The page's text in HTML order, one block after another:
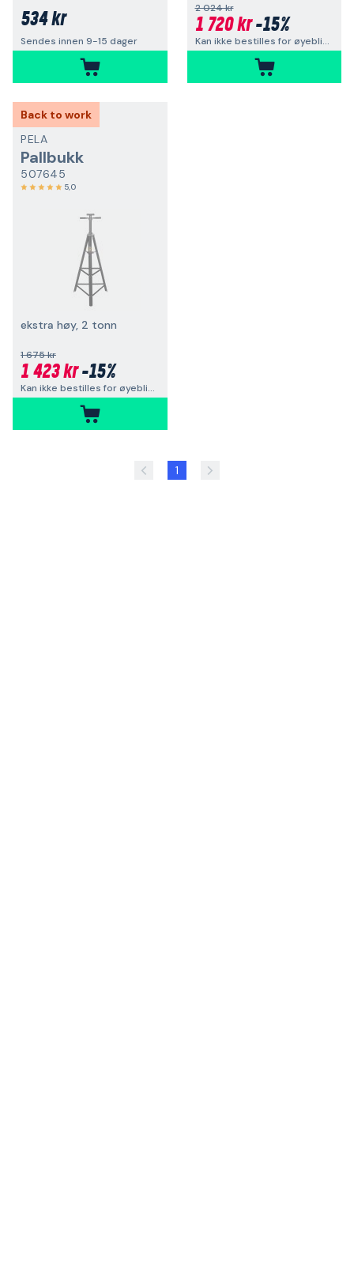
534 kr
Sendes innen 9-15 dager
2 024 kr
1 720 kr-15%
Kan ikke bestilles for øyeblikket
Back to work
PELA
Pallbukk
507645
5,0
ekstra høy, 2 tonn
1 675 kr
1 423 kr-15%
Kan ikke bestilles for øyeblikket
1